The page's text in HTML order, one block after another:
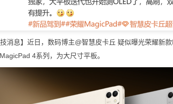
息】近日，数码博主@智慧皮卡丘 疑似曝光荣耀新
4系列，为大尺寸平板。